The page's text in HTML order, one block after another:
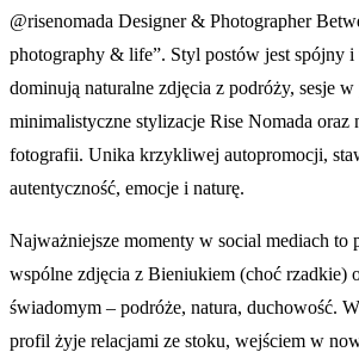
@risenomada Designer & Photographer
photography & life”. Styl postów jest spójny i
dominują naturalne zdjęcia z podróży, sesje w
minimalistyczne stylizacje Rise Nomada oraz
fotografii. Unika krzykliwej autopromocji,
autentyczność, emocje i naturę.
Najważniejsze momenty w social mediach to
wspólne zdjęcia z Bieniukiem (choć rzadkie)
świadomym – podróże, natura, duchowość.
profil żyje relacjami ze stoku, wejściem w